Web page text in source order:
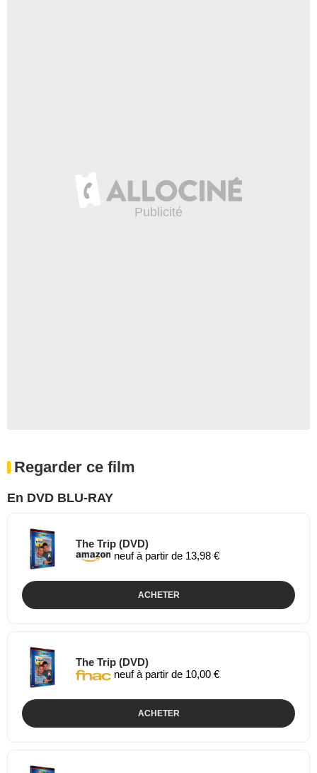
Regarder ce film
En DVD BLU-RAY
The Trip (DVD)
neuf à partir de 13,98 €
ACHETER
The Trip (DVD)
neuf à partir de 10,00 €
ACHETER